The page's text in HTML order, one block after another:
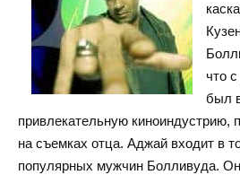
что
был
привлекательную киноиндустрию,
на съемках отца. Аджай входит в
популярных мужчин Болливуда. Он